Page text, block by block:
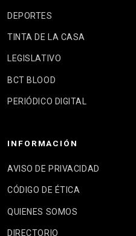
DEPORTES
TINTA DE LA CASA
LEGISLATIVO
BCT BLOOD
PERIÓDICO DIGITAL
INFORMACIÓN
AVISO DE PRIVACIDAD
CÓDIGO DE ÉTICA
QUIENES SOMOS
DIRECTORIO